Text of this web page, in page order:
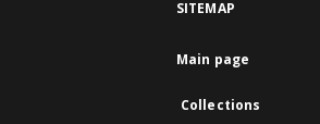
SITEMAP
Main page
Collections